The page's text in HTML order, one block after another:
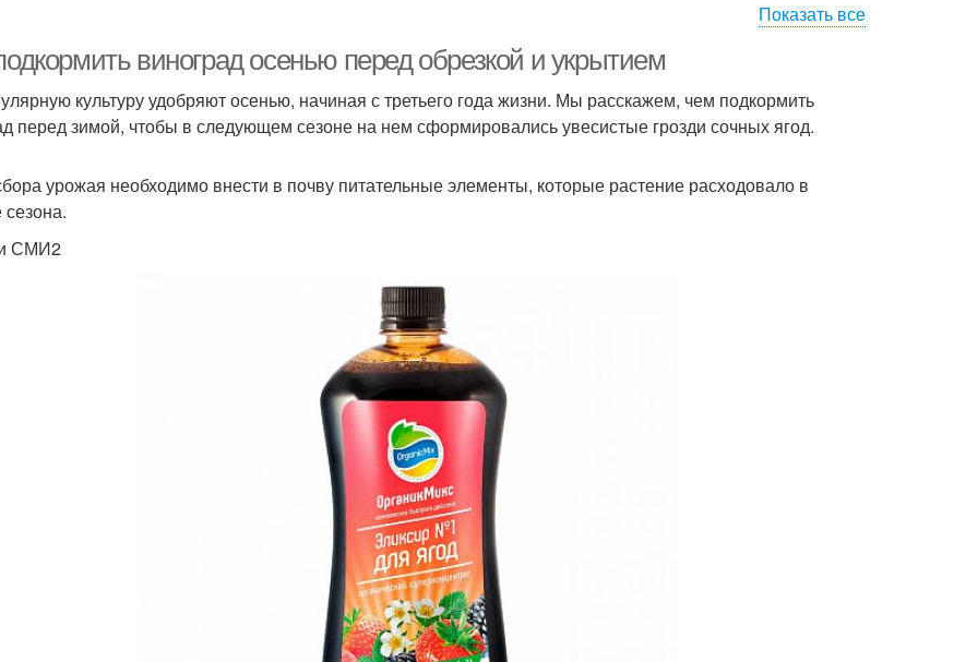
подкормки
Мероприятия по
Минеральные
подкормка
Показать все
виноград осенью перед обрезкой и укрытием
культуру удобряют осенью, начиная с третьего года жизни. Мы расскажем, чем подкормить
перед зимой, чтобы в следующем сезоне на нем сформировались увесистые грозди сочных ягод.
урожая необходимо внести в почву питательные элементы, которые растение расходовало в
сезона.
СМИ2